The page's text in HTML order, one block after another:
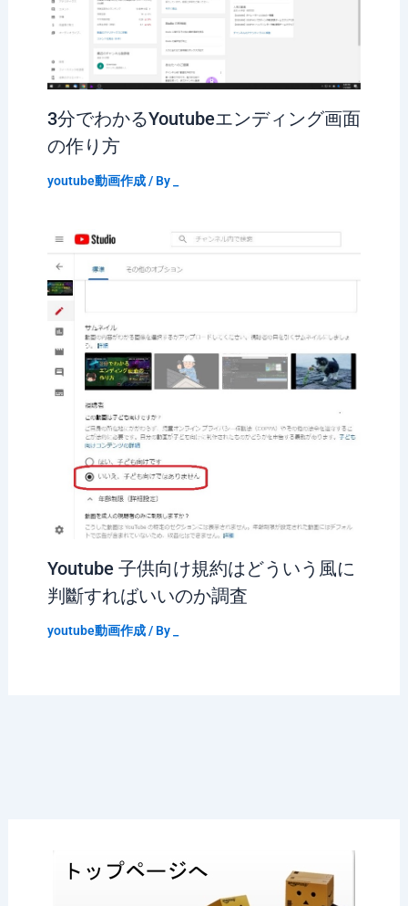
3分でわかるYoutubeエンディング画面
の作り方
youtube動画作成/ By
Youtube 子供向け規約はどういう風に
判斷すればいいのか調査
youtube動画作成/ By